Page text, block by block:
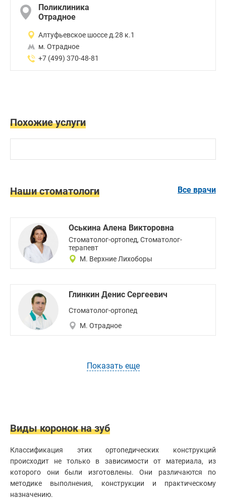
Поликлиника
Отрадное
Алтуфьевское шоссе д.28 к.1
м. Отрадное
+7 (499) 370-48-81
Похожие услуги
Наши стоматологи Все врачи
Оськина Алена Викторовна
Стоматолог-ортопед, Стоматолог-
терапевт
М. Верхние Лихоборы
Глинкин Денис Сергеевич
Стоматолог-ортопед
М. Отрадное
Показать еще
Виды коронок на зуб
Классификация этих ортопедических конструкций
происходит не только в зависимости от материала, из
которого они были изготовлены. Они различаются по
методике выполнения, конструкции и практическому
назначению.